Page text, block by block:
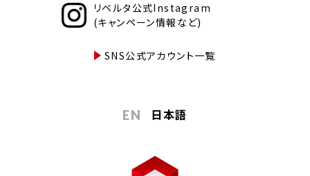
リベルタ公式Instagram
(キャンペーン情報など)
SNS公式アカウント一覧
EN 日本語